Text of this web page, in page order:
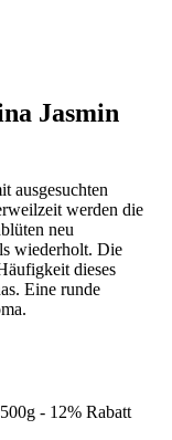
Jasmin
ausgesuchten
werden die
neu
wiederholt. Die
dieses
Eine runde
- 12% Rabatt